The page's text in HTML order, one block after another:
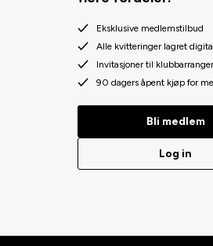
Eksklusive medlemstilbud
Alle kvitteringer lagret
Invitasjoner til
90 dagers åpent kjøp for
Bli medlem
Log in